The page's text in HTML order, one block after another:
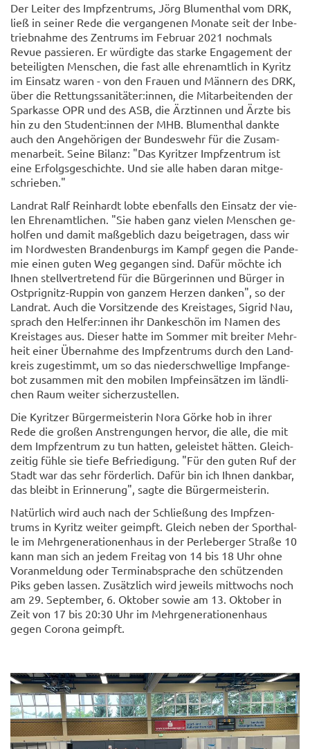
Der Lei­ter des Impf­zen­trums, Jörg Blu­men­thal vom DRK,
ließ in sei­ner Rede die ver­gan­ge­nen Mo­na­te seit der In­be­
trieb­nah­me des Zen­trums im Fe­bru­ar 2021 noch­mals
Revue pas­sie­ren. Er wür­dig­te das star­ke En­ga­ge­ment der
be­tei­lig­ten Men­schen, die fast alle eh­ren­amt­lich in Ky­ritz
im Ein­satz waren - von den Frau­en und Män­nern des DRK,
über die Ret­tungs­sa­ni­tä­ter:innen, die Mit­ar­bei­ten­den der
Spar­kas­se OPR und des ASB, die Ärz­tin­nen und Ärzte bis
hin zu den Stu­dent:innen der MHB. Blu­men­thal dank­te
auch den An­ge­hö­ri­gen der Bun­des­wehr für die Zu­sam­
men­ar­beit. Seine Bi­lanz: "Das Ky­rit­zer Impf­zen­trum ist
eine Er­folgs­ge­schich­te. Und sie alle haben daran mit­ge­
schrie­ben."
Land­rat Ralf Rein­hardt lobte eben­falls den Ein­satz der vie­
len Eh­ren­amt­li­chen. "Sie haben ganz vie­len Men­schen ge­
hol­fen und damit maß­geb­lich dazu bei­getra­gen, dass wir
im Nord­wes­ten Bran­den­burgs im Kampf gegen die Pan­de­
mie einen guten Weg ge­gan­gen sind. Dafür möch­te ich
Ihnen stell­ver­tre­tend für die Bür­ge­rin­nen und Bür­ger in
Ostprignitz-​Ruppin von gan­zem Her­zen dan­ken", so der
Land­rat. Auch die Vor­sit­zen­de des Kreis­ta­ges, Sig­rid Nau,
sprach den Hel­fer:innen ihr Dan­ke­schön im Namen des
Kreis­ta­ges aus. Die­ser hatte im Som­mer mit brei­ter Mehr­
heit einer Über­nah­me des Impf­zen­trums durch den Land­
kreis zu­ge­stimmt, um so das nie­der­schwel­li­ge Impf­an­ge­
bot zu­sam­men mit den mo­bi­len Impf­ein­sät­zen im länd­li­
chen Raum wei­ter si­cher­zu­stel­len.
Die Ky­rit­zer Bür­ger­meis­te­rin Nora Görke hob in ihrer
Rede die gro­ßen An­stren­gun­gen her­vor, die alle, die mit
dem Impf­zen­trum zu tun hat­ten, ge­leis­tet hät­ten. Gleich­
zei­tig fühle sie tiefe Be­frie­di­gung. "Für den guten Ruf der
Stadt war das sehr för­der­lich. Dafür bin ich Ihnen dank­bar,
das bleibt in Er­in­ne­rung", sagte die Bür­ger­meis­te­rin.
Na­tür­lich wird auch nach der Schlie­ßung des Impf­zen­
trums in Ky­ritz wei­ter ge­impft. Gleich neben der Sport­hal­
le im Mehr­ge­nera­tio­nen­haus in der Per­le­ber­ger Stra­ße 10
kann man sich an jedem Frei­tag von 14 bis 18 Uhr ohne
Vor­anmel­dung oder Ter­min­ab­spra­che den schüt­zen­den
Piks geben las­sen. Zu­sätz­lich wird je­weils mitt­wochs noch
am 29. Sep­tem­ber, 6. Ok­to­ber sowie am 13. Ok­to­ber in
Zeit von 17 bis 20:30 Uhr im Mehr­ge­nera­tio­nen­haus
gegen Co­ro­na ge­impft.